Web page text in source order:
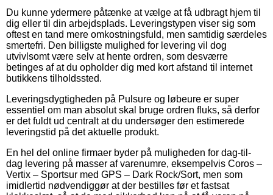
Du kunne ydermere påtænke at vælge at få udbragt hjem til
dig eller til din arbejdsplads. Leveringstypen viser sig som
oftest en tand mere omkostningsfuld, men samtidig særdeles
smertefri. Den billigste mulighed for levering vil dog
utvivlsomt være selv at hente ordren, som desværre
betinges af at du opholder dig med kort afstand til internet
butikkens tilholdssted.
Leveringsdygtigheden på Pulsure og løbeure er super
essentiel om man absolut skal bruge ordren fluks, så derfor
er det fuldt ud centralt at du undersøger den estimerede
leveringstid på det aktuelle produkt.
En hel del online firmaer byder på muligheden for dag-til-
dag levering på masser af varenumre, eksempelvis Coros –
Vertix – Sportsur med GPS – Dark Rock/Sort, men som
imidlertid nødvendiggør at der bestilles før et fastsat